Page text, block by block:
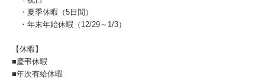
・夏季休暇（5日間）
・年末年始休暇（12/29～1/3）
【休暇】
■慶弔休暇
■年次有給休暇